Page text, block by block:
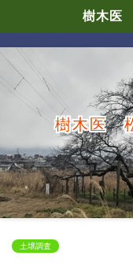
樹木医
樹木医
土壌調査